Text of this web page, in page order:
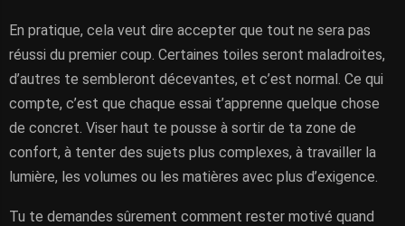
En pratique, cela veut dire accepter que tout ne sera pas
réussi du premier coup. Certaines toiles seront maladroites,
d’autres te sembleront décevantes, et c’est normal. Ce qui
compte, c’est que chaque essai t’apprenne quelque chose
de concret. Viser haut te pousse à sortir de ta zone de
confort, à tenter des sujets plus complexes, à travailler la
lumière, les volumes ou les matières avec plus d’exigence.
Tu te demandes sûrement comment rester motivé quand